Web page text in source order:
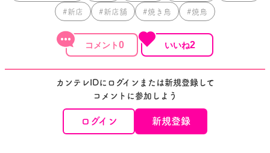
#新店 #新店舗 #焼き鳥 #焼鳥
0 2
カンテレIDにログインまたは新規登録して
コメントに参加しよう
ログイン 新規登録